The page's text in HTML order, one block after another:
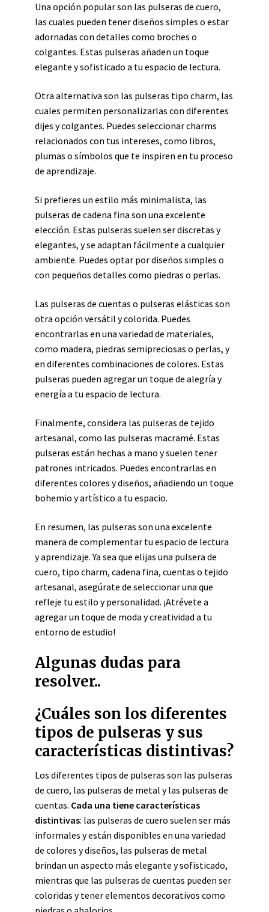
Una opción popular son las pulseras de cuero,
las cuales pueden tener diseños simples o estar
adornadas con detalles como broches o
colgantes. Estas pulseras añaden un toque
elegante y sofisticado a tu espacio de lectura.
Otra alternativa son las pulseras tipo charm, las
cuales permiten personalizarlas con diferentes
dijes y colgantes. Puedes seleccionar charms
relacionados con tus intereses, como libros,
plumas o símbolos que te inspiren en tu proceso
de aprendizaje.
Si prefieres un estilo más minimalista, las
pulseras de cadena fina son una excelente
elección. Estas pulseras suelen ser discretas y
elegantes, y se adaptan fácilmente a cualquier
ambiente. Puedes optar por diseños simples o
con pequeños detalles como piedras o perlas.
Las pulseras de cuentas o pulseras elásticas son
otra opción versátil y colorida. Puedes
encontrarlas en una variedad de materiales,
como madera, piedras semipreciosas o perlas, y
en diferentes combinaciones de colores. Estas
pulseras pueden agregar un toque de alegría y
energía a tu espacio de lectura.
Finalmente, considera las pulseras de tejido
artesanal, como las pulseras macramé. Estas
pulseras están hechas a mano y suelen tener
patrones intricados. Puedes encontrarlas en
diferentes colores y diseños, añadiendo un toque
bohemio y artístico a tu espacio.
En resumen, las pulseras son una excelente
manera de complementar tu espacio de lectura
y aprendizaje. Ya sea que elijas una pulsera de
cuero, tipo charm, cadena fina, cuentas o tejido
artesanal, asegúrate de seleccionar una que
refleje tu estilo y personalidad. ¡Atrévete a
agregar un toque de moda y creatividad a tu
entorno de estudio!
Algunas dudas para
resolver..
¿Cuáles son los diferentes
tipos de pulseras y sus
características distintivas?
Los diferentes tipos de pulseras son las pulseras
de cuero, las pulseras de metal y las pulseras de
cuentas. Cada una tiene características
distintivas: las pulseras de cuero suelen ser más
informales y están disponibles en una variedad
de colores y diseños, las pulseras de metal
brindan un aspecto más elegante y sofisticado,
mientras que las pulseras de cuentas pueden ser
coloridas y tener elementos decorativos como